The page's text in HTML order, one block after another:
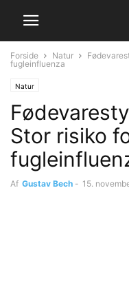
Forside Natur
fugleinfluenza
Natur
Stor risiko
Af Gustav Bech - 15.